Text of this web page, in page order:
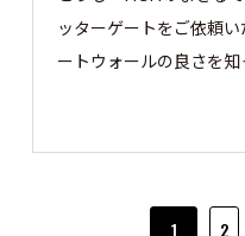
ッターゲートをご依頼
ートウォールの良さを
んですが、 鯉の水槽に
ージョンアップのご依
無事完成しました✨ ナ
施工させていただきま
1 2